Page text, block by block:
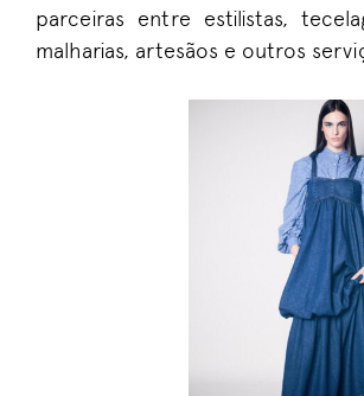
parceiras entre estilistas,
malharias, artesãos e outros